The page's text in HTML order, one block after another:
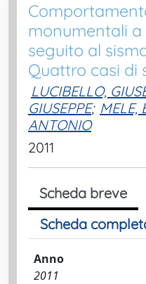
monumentali
seguito al
Quattro casi di
LUCIBELLO,
GIUSEPPE; MELE,
ANTONIO
2011
Scheda breve
Scheda
Anno
2011